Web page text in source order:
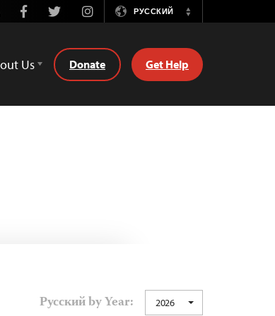
FacebookTwitterInstagramРУССКИЙ
Switch
Us Donate Get Help
Русский by Year: 2026